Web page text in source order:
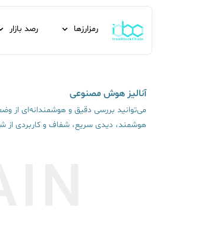
رمزارزها رصد بازار
آنالیز هوش مصنوعی
می‌توانید بررسی دقیق و هوشمندانه‌ای از
هوشمند، دیدی سریع، شفاف و کاربردی از